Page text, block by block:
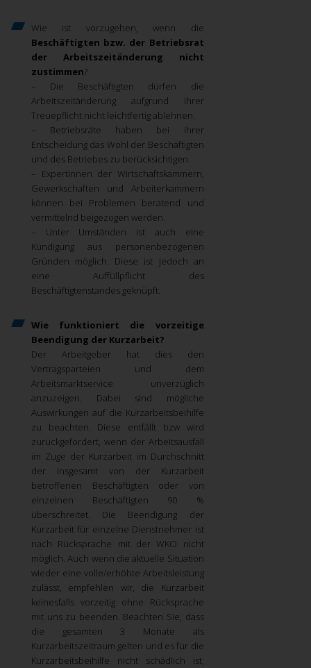
Wie ist vorzugehen, wenn die
Beschäftigten bzw. der Betriebsrat
der Arbeitszeitänderung nicht
zustimmen?
– Die Beschäftigten dürfen die
Arbeitszeitänderung aufgrund ihrer
Treuepflicht nicht leichtfertig ablehnen.
– Betriebsräte haben bei ihrer
Entscheidung das Wohl der Beschäftigten
und des Betriebes zu berücksichtigen.
– ExpertInnen der Wirtschaftskammern,
Gewerkschaften und Arbeiterkammern
können bei Problemen beratend und
vermittelnd beigezogen werden.
– Unter Umständen ist auch eine
Kündigung aus personenbezogenen
Gründen möglich. Diese ist jedoch an
eine Auffüllpflicht des
Beschäftigtenstandes geknüpft.
Wie funktioniert die vorzeitige
Beendigung der Kurzarbeit?
Der Arbeitgeber hat dies den
Vertragsparteien und dem
Arbeitsmarktservice unverzüglich
anzuzeigen. Dabei sind mögliche
Auswirkungen auf die Kurzarbeitsbeihilfe
zu beachten. Diese entfällt bzw wird
zurückgefordert, wenn der Arbeitsausfall
im Zuge der Kurzarbeit im Durchschnitt
der insgesamt von der Kurzarbeit
betroffenen Beschäftigten oder von
einzelnen Beschäftigten 90 %
überschreitet. Die Beendigung der
Kurzarbeit für einzelne Dienstnehmer ist
nach Rücksprache mit der WKO nicht
möglich.Auch wenn die aktuelle Situation
wieder eine volle/erhöhte Arbeitsleistung
zulässt, empfehlen wir, die Kurzarbeit
keinesfalls vorzeitig ohne Rücksprache
mit uns zu beenden. Beachten Sie, dass
die gesamten 3 Monate als
Kurzarbeitszeitraum gelten und es für die
Kurzarbeitsbeihilfe nicht schädlich ist,